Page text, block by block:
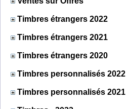
Timbres étrangers 2022
Timbres étrangers 2021
Timbres étrangers 2020
Timbres personnalisés 2022
Timbres personnalisés 2021